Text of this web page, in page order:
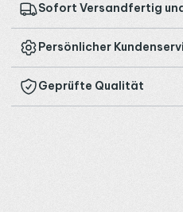
Sofort Versandfertig
Persönlicher
Geprüfte Qualität